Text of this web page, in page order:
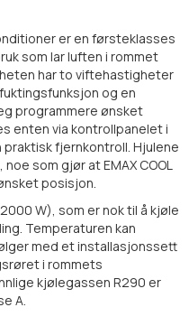
er en førsteklasses
som lar luften i rommet
har to viftehastigheter
og en
programmere ønsket
enten via kontrollpanelet i
fjernkontroll. Hjulene
som gjør at EMAX COOL
posisjon.
W), som er nok til å kjøle
Temperaturen kan
med et installasjonssett
i rommets
kjølegassen R290 er
A.